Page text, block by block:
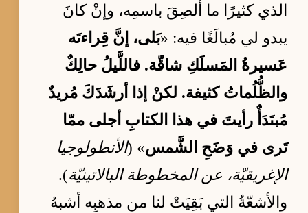
الذي كثيرًا ما أُلصِقَ باسمِه، وإنْ كانَ
يبدو لي مُبالَغًا فيه: «بَلى، إنَّ قِراءتَه
عَسيرةُ المَسلَكِ شاقّة. فاللَّيلُ حالِكٌ
والظُّلُماتُ كثيفة. لكنْ إذا أرشَدَكَ مُريدٌ
مُبتَدَأٌ رأيتَ في هذا الكتابِ أجلى ممّا
تَرى في وَضَحِ الشَّمس» (الأنطولوجيا
الإغريقيّة، عن المخطوطة البالاتينيّة).
والأشعّةُ التي بَقِيَتْ لنا من مذهبِه أشبهُ